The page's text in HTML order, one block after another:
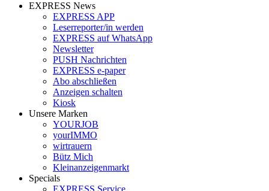
EXPRESS News
EXPRESS APP
Leserreporter/in werden
EXPRESS auf WhatsApp
Newsletter
PUSH Nachrichten
EXPRESS e-paper
Abo abschließen
Anzeigen schalten
Kiosk
Unsere Marken
YOURJOB
yourIMMO
wirtrauern
Bütz Mich
Kleinanzeigenmarkt
Specials